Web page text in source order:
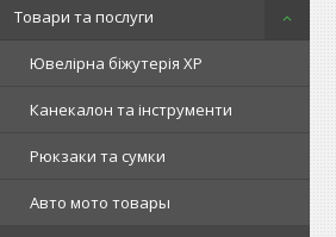
Товари та послуги
Ювелірна біжутерія XP
Канекалон та інструменти
Рюкзаки та сумки
Авто мото товары